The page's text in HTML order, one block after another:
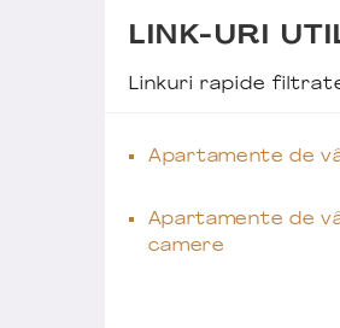
LINK-URI
Linkuri rapide
Apartamente de
Apartamente de
camere